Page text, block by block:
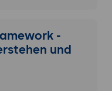
-
und